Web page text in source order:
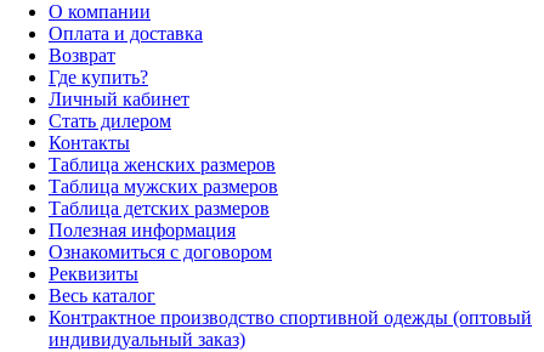
О компании
Оплата и доставка
Возврат
Где купить?
Личный кабинет
Стать дилером
Контакты
Таблица женских размеров
Таблица мужских размеров
Таблица детских размеров
Полезная информация
Ознакомиться с договором
Реквизиты
Весь каталог
Контрактное производство спортивной одежды (оптовый
индивидуальный заказ)